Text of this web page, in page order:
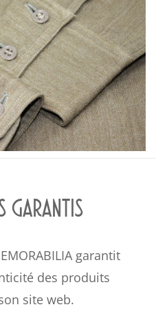
garantis
garantit
des produits
site web.